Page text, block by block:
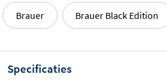
Brauer Brauer Black Edition
Specificaties